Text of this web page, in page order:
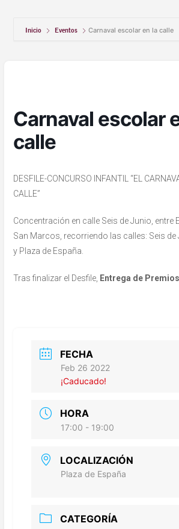
Inicio Eventos Carnaval escolar en la calle
Carnaval escolar
calle
DESFILE-CONCURSO INFANTIL “EL
CALLE”
Concentración en calle Seis de Junio, entre
San Marcos, recorriendo las calles: Seis de
y Plaza de España.
Tras finalizar el Desfile, Entrega de Premios
FECHA
Feb 26 2022
¡Caducado!
HORA
17:00 - 19:00
LOCALIZACIÓN
Plaza de España
CATEGORÍA